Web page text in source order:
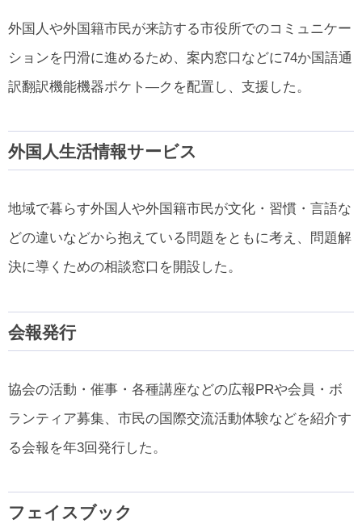
外国人や外国籍市民が来訪する市役所でのコミュニケー
ションを円滑に進めるため、案内窓口などに74か国語通
訳翻訳機能機器ポケト―クを配置し、支援した。
外国人生活情報サービス
地域で暮らす外国人や外国籍市民が文化・習慣・言語な
どの違いなどから抱えている問題をともに考え、問題解
決に導くための相談窓口を開設した。
会報発行
協会の活動・催事・各種講座などの広報PRや会員・ボ
ランティア募集、市民の国際交流活動体験などを紹介す
る会報を年3回発行した。
フェイスブック